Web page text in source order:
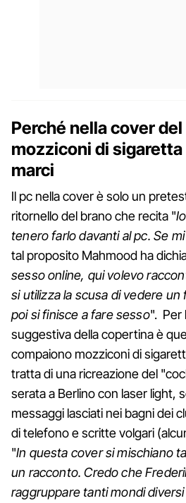
Perché nella cover
mozziconi di
marci
Il pc nella cover è solo un
ritornello del brano che recita "
tenero farlo davanti al pc. Se
tal proposito Mahmood ha
sesso online, qui volevo
si utilizza la scusa di vedere un
poi si finisce a fare sesso". Per
suggestiva della copertina è
compaiono mozziconi di
tratta di una ricreazione del
serata a Berlino con laser light,
messaggi lasciati nei bagni dei
di telefono e scritte volgari
"In questa cover si mischiano
un racconto. Credo che
raggruppare tanti mondi